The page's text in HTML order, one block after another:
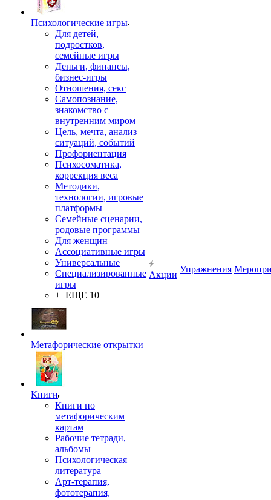
Психологические игры
Для детей,
подростков,
семейные игры
Деньги, финансы,
бизнес-игры
Отношения, секс
Самопознание,
знакомство с
внутренним миром
Цель, мечта, анализ
ситуаций, событий
Профориентация
Психосоматика,
коррекция веса
Методики,
технологии, игровые
платформы
Семейные сценарии,
родовые программы
Для женщин
Ассоциативные игры
Универсальные
Специализированные
игры
+ ЕЩЕ 10
Метафорические открытки
Книги
Книги по
метафорическим
картам
Рабочие тетради,
альбомы
Психологическая
литература
Арт-терапия,
фототерапия,
Акции
Упражнения